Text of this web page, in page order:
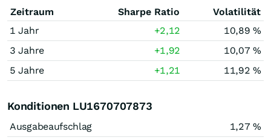
Zeitraum Sharpe Ratio
Volatilität
1 Jahr
+2,12
10,89 %
3 Jahre
+1,92
10,07 %
5 Jahre
+1,21 11,92 %
Konditionen LU1670707873
Ausgabeaufschlag
1,27 %